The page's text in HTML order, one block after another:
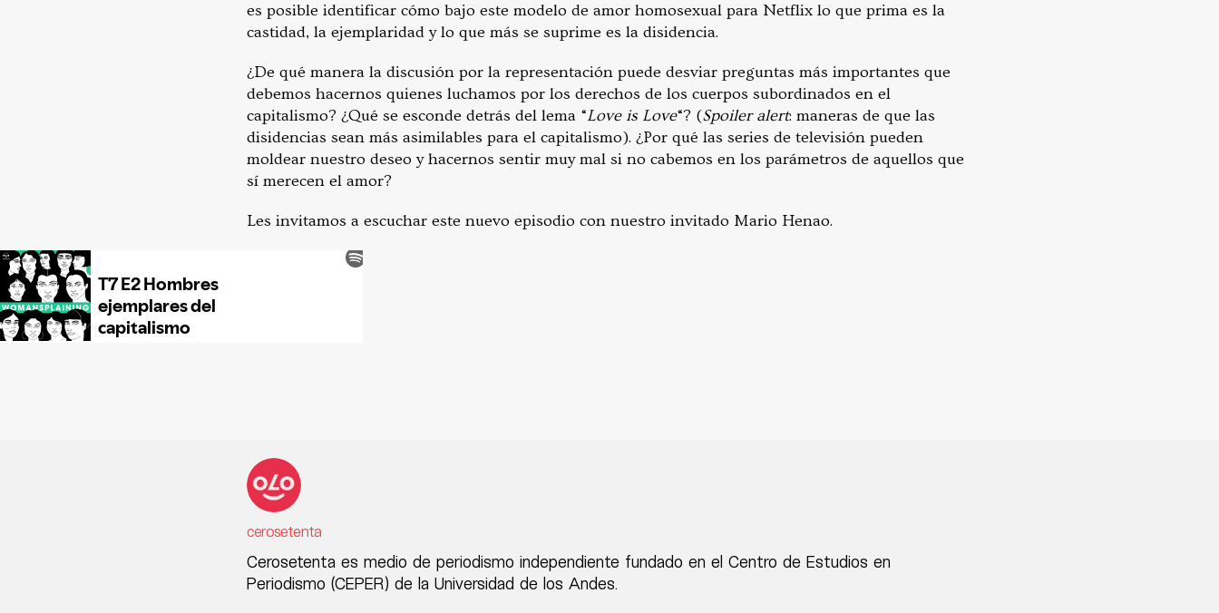
es posible identificar cómo bajo este modelo de amor homosexual para Netflix lo que prima es la
castidad, la ejemplaridad y lo que más se suprime es la disidencia.
¿De qué manera la discusión por la representación puede desviar preguntas más importantes que
debemos hacernos quienes luchamos por los derechos de los cuerpos subordinados en el
capitalismo? ¿Qué se esconde detrás del lema “Love is Love“? (Spoiler alert: maneras de que las
disidencias sean más asimilables para el capitalismo). ¿Por qué las series de televisión pueden
moldear nuestro deseo y hacernos sentir muy mal si no cabemos en los parámetros de aquellos que
sí merecen el amor?
Les invitamos a escuchar este nuevo episodio con nuestro invitado Mario Henao.
cerosetenta
Cerosetenta es medio de periodismo independiente fundado en el Centro de Estudios en
Periodismo (CEPER) de la Universidad de los Andes.